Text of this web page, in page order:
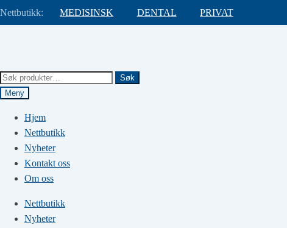
Nettbutikk: MEDISINSK DENTAL
PRIVAT
Søk
etter:
Søk
Meny
Hjem
Nettbutikk
Nyheter
Kontakt oss
Om oss
Nettbutikk
Nyheter